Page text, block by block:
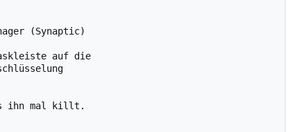
(Synaptic)
auf die
ihn mal killt.